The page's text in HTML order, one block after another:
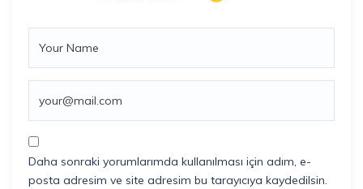
Daha sonraki yorumlarımda kullanılması için adım, e-
posta adresim ve site adresim bu tarayıcıya kaydedilsin.